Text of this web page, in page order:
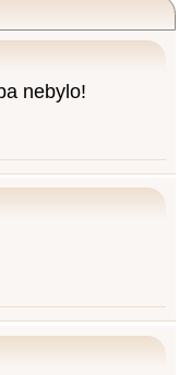
nebylo!